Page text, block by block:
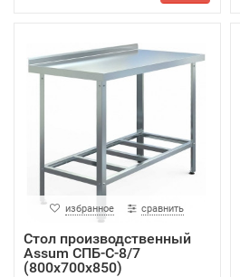
избранное сравнить
Стол производственный
Assum СПБ-С-8/7
(800х700х850)